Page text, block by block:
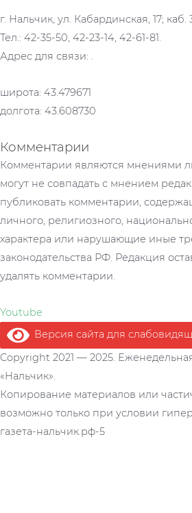
г. Нальчик, ул. Кабардинская, 17; каб.
Тел.: 42-35-50, 42-23-14, 42-61-81.
Адрес для связи: .
широта: 43.479671
долгота: 43.608730
Комментарии
Комментарии являются мнениями
могут не совпадать с мнением
публиковать комментарии,
личного, религиозного,
характера или нарушающие иные
законодательства РФ. Редакция
удалять комментарии.
Youtube
Версия сайта для
Copyright 2021 — 2025.
«Нальчик».
Копирование материалов или
возможно только при условии
газета-нальчик.рф-5